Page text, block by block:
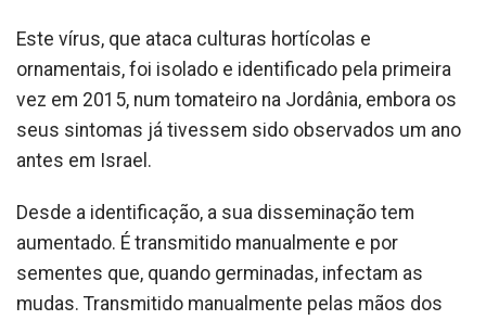
Este vírus, que ataca culturas hortícolas e
ornamentais, foi isolado e identificado pela primeira
vez em 2015, num tomateiro na Jordânia, embora os
seus sintomas já tivessem sido observados um ano
antes em Israel.
Desde a identificação, a sua disseminação tem
aumentado. É transmitido manualmente e por
sementes que, quando germinadas, infectam as
mudas. Transmitido manualmente pelas mãos dos